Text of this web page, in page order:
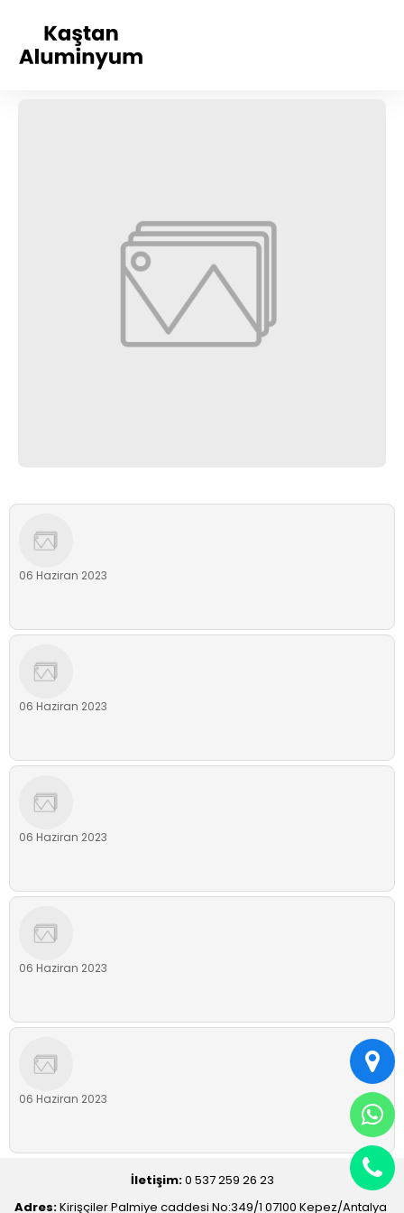
06 Haziran 2023
06 Haziran 2023
06 Haziran 2023
06 Haziran 2023
06 Haziran 2023
İletişim:0 537 259 26 23
Adres:Kirişçiler Palmiye caddesi No:349/1 07100 Kepez/Antalya